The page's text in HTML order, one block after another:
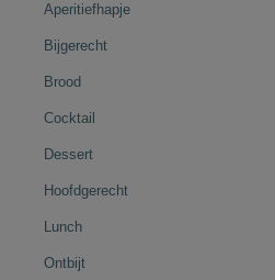
Aperitiefhapje
Bijgerecht
Brood
Cocktail
Dessert
Hoofdgerecht
Lunch
Ontbijt